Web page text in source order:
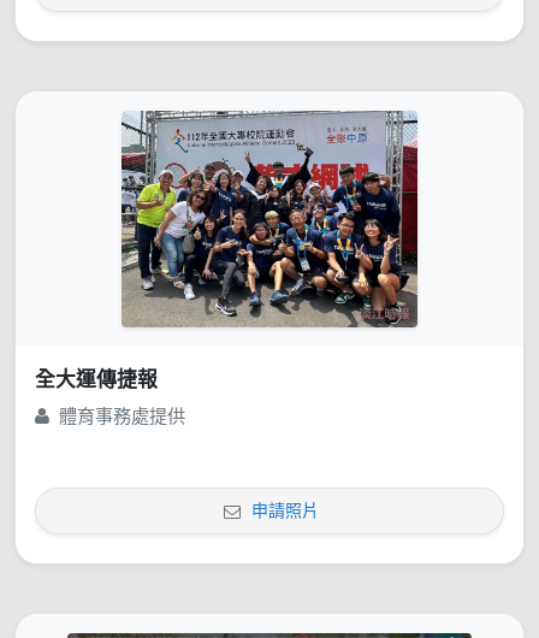
全大運傳捷報
體育事務處提供
申請照片